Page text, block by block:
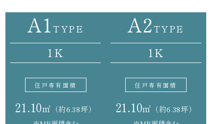
A1TYPE
1K
住戸専有面積
21.10㎡ （約6.38坪）
A2TYPE
1K
住戸専有面積
21.10㎡ （約6.38坪）